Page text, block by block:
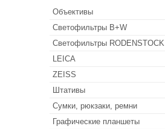
Объективы
Светофильтры B+W
Светофильтры RODENSTOCK
LEICA
ZEISS
Штативы
Сумки, рюкзаки, ремни
Графические планшеты